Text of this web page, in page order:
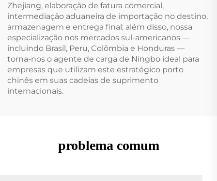
Zhejiang, elaboração de fatura comercial,
intermediação aduaneira de importação no destino,
armazenagem e entrega final; além disso, nossa
especialização nos mercados sul-americanos —
incluindo Brasil, Peru, Colômbia e Honduras —
torna-nos o agente de carga de Ningbo ideal para
empresas que utilizam este estratégico porto
chinês em suas cadeias de suprimento
internacionais.
problema comum